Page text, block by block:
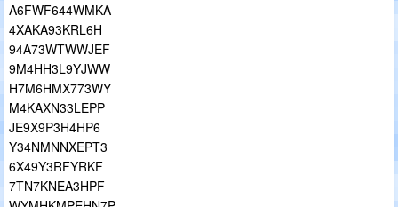
A6FWF644WMKA
4XAKA93KRL6H
94A73WTWWJEF
9M4HH3L9YJWW
H7M6HMX773WY
M4KAXN33LEPP
JE9X9P3H4HP6
Y34NMNNXEPT3
6X49Y3RFYRKF
7TN7KNEA3HPF